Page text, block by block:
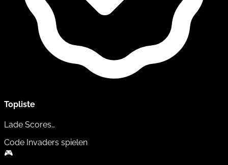
Topliste
Lade Scores…
Code Invaders spielen
🎮